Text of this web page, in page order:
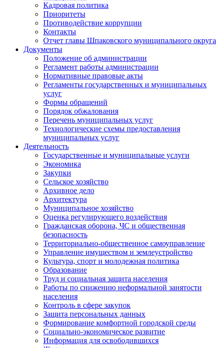
Кадровая политика
Приоритеты
Противодействие коррупции
Контакты
Отчет главы Шпаковского муниципального округа
Документы
Положение об администрации
Регламент работы администрации
Нормативные правовые акты
Регламенты государственных и муниципальных
услуг
Формы обращений
Порядок обжалования
Перечень муниципальных услуг
Технологические схемы предоставления
муниципальных услуг
Деятельность
Государственные и муниципальные услуги
Экономика
Закупки
Сельское хозяйство
Архивное дело
Архитектура
Муниципальное хозяйство
Оценка регулирующего воздействия
Гражданская оборона, ЧС и общественная
безопасность
Территориально-общественное самоуправление
Управление имуществом и землеустройство
Культура, спорт и молодежная политика
Образование
Труд и социальная защита населения
Работы по снижению неформальной занятости
населения
Контроль в сфере закупок
Защита персональных данных
Формирование комфортной городской среды
Социально-экономическое развитие
Информация для освободившихся